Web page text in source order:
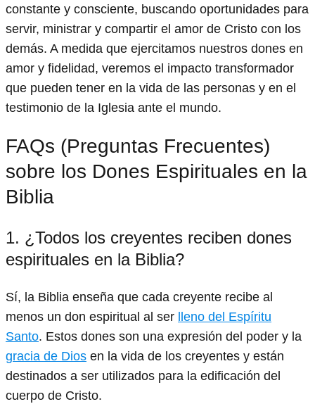
constante y consciente, buscando oportunidades para
servir, ministrar y compartir el amor de Cristo con los
demás. A medida que ejercitamos nuestros dones en
amor y fidelidad, veremos el impacto transformador
que pueden tener en la vida de las personas y en el
testimonio de la Iglesia ante el mundo.
FAQs (Preguntas Frecuentes)
sobre los Dones Espirituales en la
Biblia
1. ¿Todos los creyentes reciben dones
espirituales en la Biblia?
Sí, la Biblia enseña que cada creyente recibe al
menos un don espiritual al ser
lleno del Espíritu
Santo. Estos dones son una expresión del poder y la
gracia de Dios en la vida de los creyentes y están
destinados a ser utilizados para la edificación del
cuerpo de Cristo.